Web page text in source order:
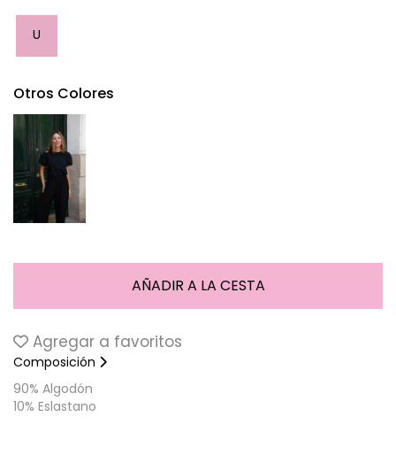
U
Otros Colores
Agregar a favoritos
Composición
90% Algodón
10% Eslastano